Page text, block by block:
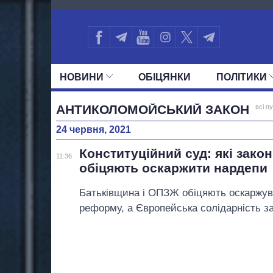
1638
НОВИНИ ОБIЦЯНКИ ПОЛIТИКИ
УСІ ПОЛІТИКИ ПРЕЗИДЕНТ І
АНТИКОЛОМОЙСЬКИЙ ЗАКОН всі
24 червня, 2021
11:36
Конституційний суд: які
обіцяють оскаржити нардепи
Батьківщина і ОПЗЖ обіцяють
реформу, а Європейська солідарність